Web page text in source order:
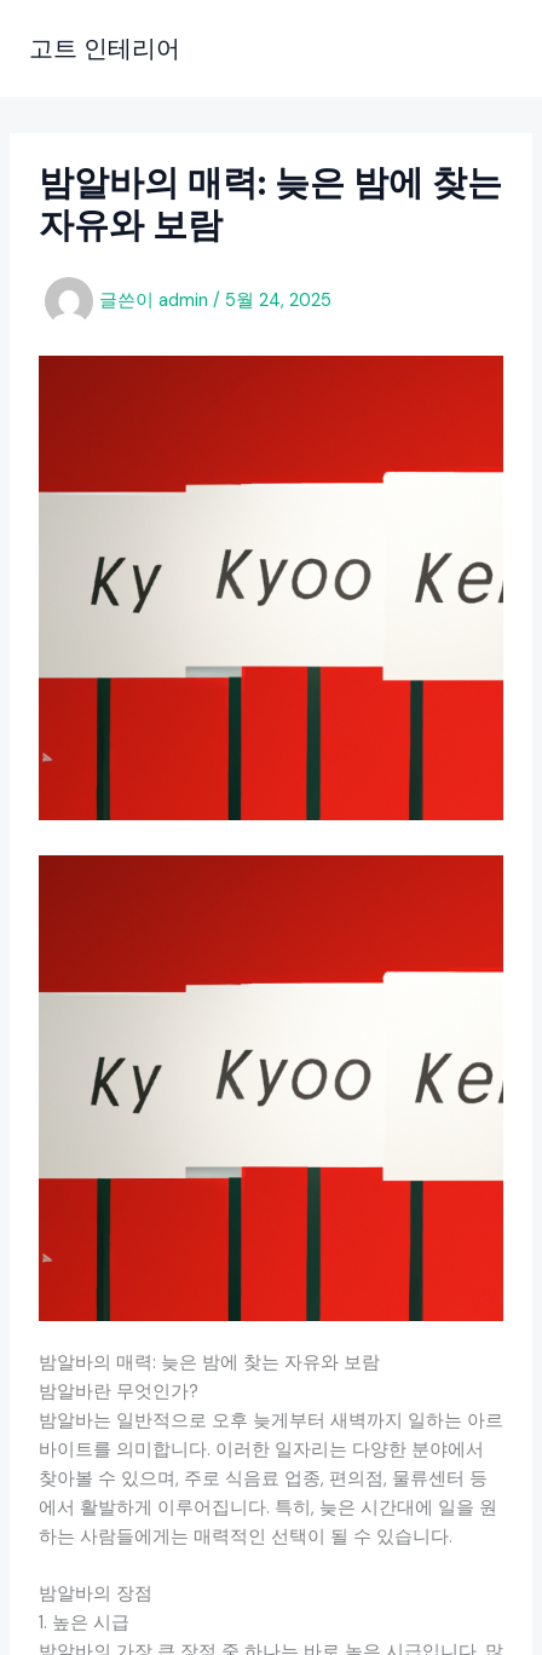
고트 인테리어
밤알바의 매력: 늦은 밤에 찾는
자유와 보람
글쓴이 admin / 5월 24, 2025
밤알바의 매력: 늦은 밤에 찾는 자유와 보람
밤알바란 무엇인가?
밤알바는 일반적으로 오후 늦게부터 새벽까지 일하는 아르
바이트를 의미합니다. 이러한 일자리는 다양한 분야에서
찾아볼 수 있으며, 주로 식음료 업종, 편의점, 물류센터 등
에서 활발하게 이루어집니다. 특히, 늦은 시간대에 일을 원
하는 사람들에게는 매력적인 선택이 될 수 있습니다.
밤알바의 장점
1. 높은 시급